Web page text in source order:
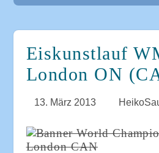
Eiskunstlauf
London ON
13. März 2013